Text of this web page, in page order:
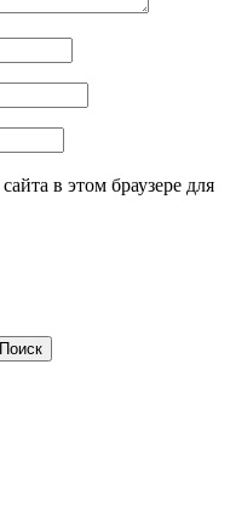
в этом браузере для